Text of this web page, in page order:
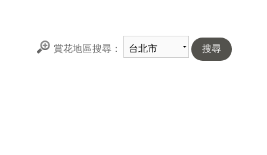
賞花地區搜尋：